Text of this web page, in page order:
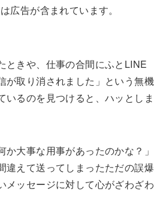
広告が含まれています。
ときや、仕事の合間にふとLINE
が取り消されました」という無機
いるのを見つけると、ハッとしま
か大事な用事があったのかな？」
違えて送ってしまったただの誤爆
メッセージに対して心がざわざわ